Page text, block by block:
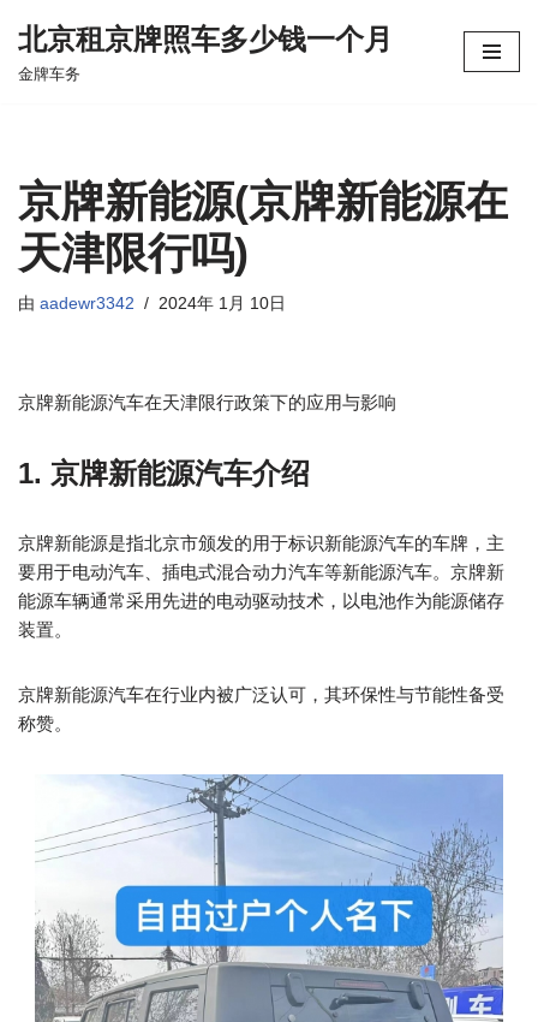
跳
北京租京牌照车多少钱一个月
金牌车务
京牌新能源(京牌新能源在
天津限行吗)
由 aadewr3342 2024年 1月 10日
京牌新能源汽车在天津限行政策下的应用与影响
1. 京牌新能源汽车介绍
京牌新能源是指北京市颁发的用于标识新能源汽车的车牌，主
要用于电动汽车、插电式混合动力汽车等新能源汽车。京牌新
能源车辆通常采用先进的电动驱动技术，以电池作为能源储存
装置。
京牌新能源汽车在行业内被广泛认可，其环保性与节能性备受
称赞。